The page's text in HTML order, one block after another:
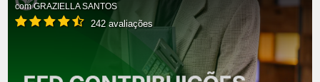
comGRAZIELLA SANTOS
242 avaliações